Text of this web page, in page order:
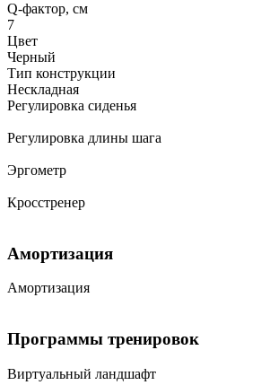
Q-фактор, см
7
Цвет
Черный
Тип конструкции
Нескладная
Регулировка сиденья
Регулировка длины шага
Эргометр
Кросстренер
Амортизация
Амортизация
Программы тренировок
Виртуальный ландшафт